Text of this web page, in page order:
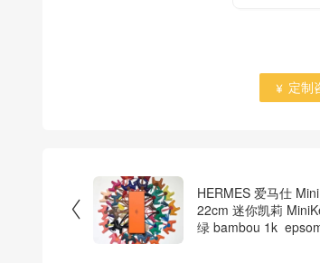
 定制

HERMES 爱马仕
22cm 迷你凯莉
绿 bambou 1k